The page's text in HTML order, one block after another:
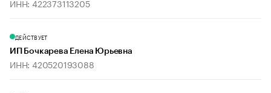
ИНН: 422373113205
ДЕЙСТВУЕТ
ИП Бочкарева Елена Юрьевна
ИНН: 420520193088